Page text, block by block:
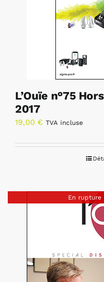
L’Ouïe n°75
2017
19,00 € TVA incluse
En rupture